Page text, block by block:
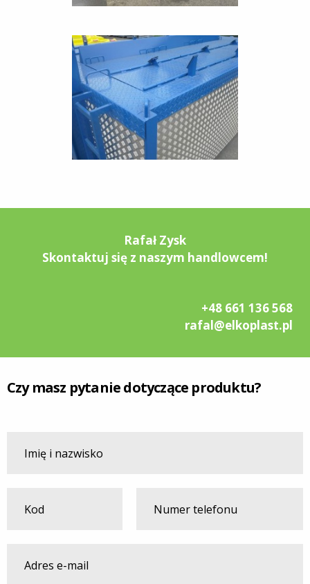
Rafał Zysk
Skontaktuj się z naszym handlowcem!
+48 661 136 568
rafal@elkoplast.pl
Czy masz pytanie dotyczące produktu?